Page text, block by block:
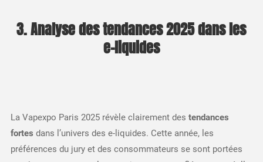
3. Analyse des tendances 2025 dans les
e-liquides
La Vapexpo Paris 2025 révèle clairement des tendances
fortes dans l’univers des e-liquides. Cette année, les
préférences du jury et des consommateurs se sont portées